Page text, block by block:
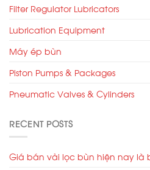
Filter Regulator Lubricators
Lubrication Equipment
Máy ép bùn
Piston Pumps & Packages
Pneumatic Valves & Cylinders
RECENT POSTS
Giá bán vải lọc bùn hiện nay là